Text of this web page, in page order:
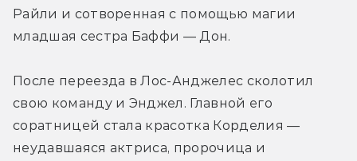
Райли и сотворенная с помощью магии
младшая сестра Баффи — Дон.
После переезда в Лос-Анджелес сколотил
свою команду и Энджел. Главной его
соратницей стала красотка Корделия —
неудавшаяся актриса, пророчица и